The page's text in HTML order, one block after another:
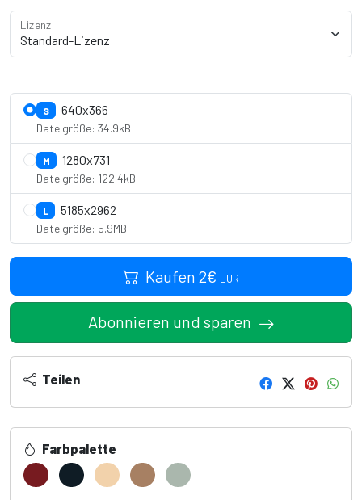
Lizenz
S 640x366
Dateigröße: 34.9kB
M 1280x731
Dateigröße: 122.4kB
L 5185x2962
Dateigröße: 5.9MB
Kaufen 2€ EUR
Abonnieren und sparen
Teilen
Farbpalette